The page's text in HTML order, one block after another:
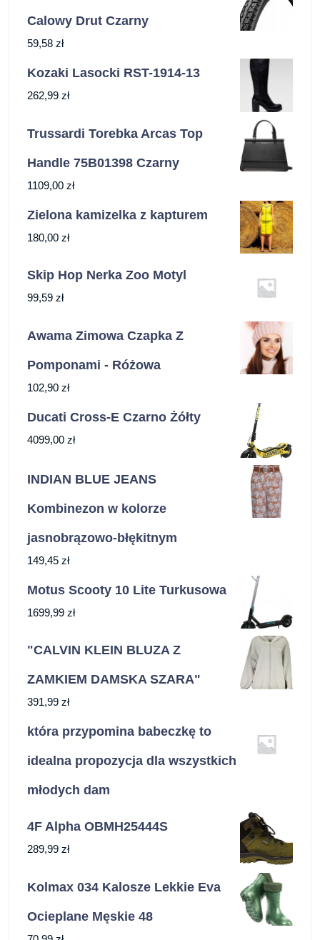
Calowy Drut Czarny
59,58 zł
Kozaki Lasocki RST-1914-13
262,99 zł
Trussardi Torebka Arcas Top
Handle 75B01398 Czarny
1109,00 zł
Zielona kamizelka z kapturem
180,00 zł
Skip Hop Nerka Zoo Motyl
99,59 zł
Awama Zimowa Czapka Z
Pomponami - Różowa
102,90 zł
Ducati Cross-E Czarno Żółty
4099,00 zł
INDIAN BLUE JEANS
Kombinezon w kolorze
jasnobrązowo-błękitnym
149,45 zł
Motus Scooty 10 Lite Turkusowa
1699,99 zł
"CALVIN KLEIN BLUZA Z
ZAMKIEM DAMSKA SZARA"
391,99 zł
która przypomina babeczkę to
idealna propozycja dla wszystkich
młodych dam
4F Alpha OBMH25444S
289,99 zł
Kolmax 034 Kalosze Lekkie Eva
Ocieplane Męskie 48